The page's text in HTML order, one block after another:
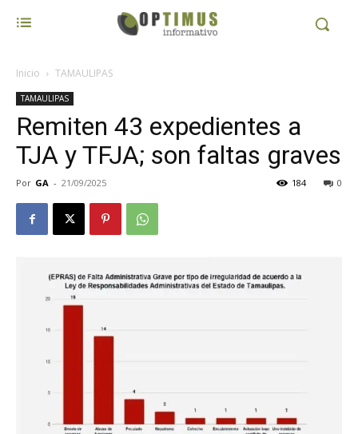
Inicio TAMAULIPAS
TAMAULIPAS
Remiten 43 expedientes a
TJA y TFJA; son faltas graves
Por GA - 21/09/2025 0
184